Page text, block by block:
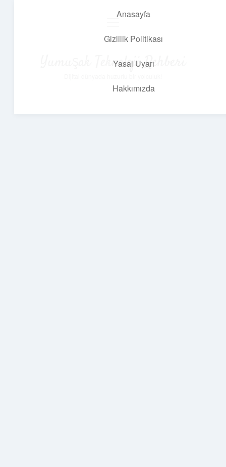
Anasayfa
Gizlilik Politikası
Yasal Uyarı
Hakkımızda
Yumuşak Teknoloji Rehberi